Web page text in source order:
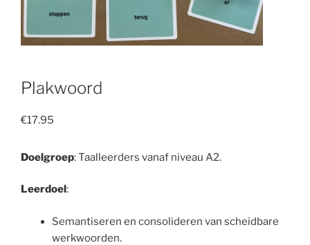
Plakwoord
€17.95
Doelgroep: Taalleerders vanaf niveau A2.
Leerdoel:
Semantiseren en consolideren van scheidbare
werkwoorden.